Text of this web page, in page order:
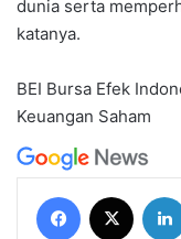
dunia serta
katanya.
BEI Bursa Efek
Keuangan Saham
Facebook